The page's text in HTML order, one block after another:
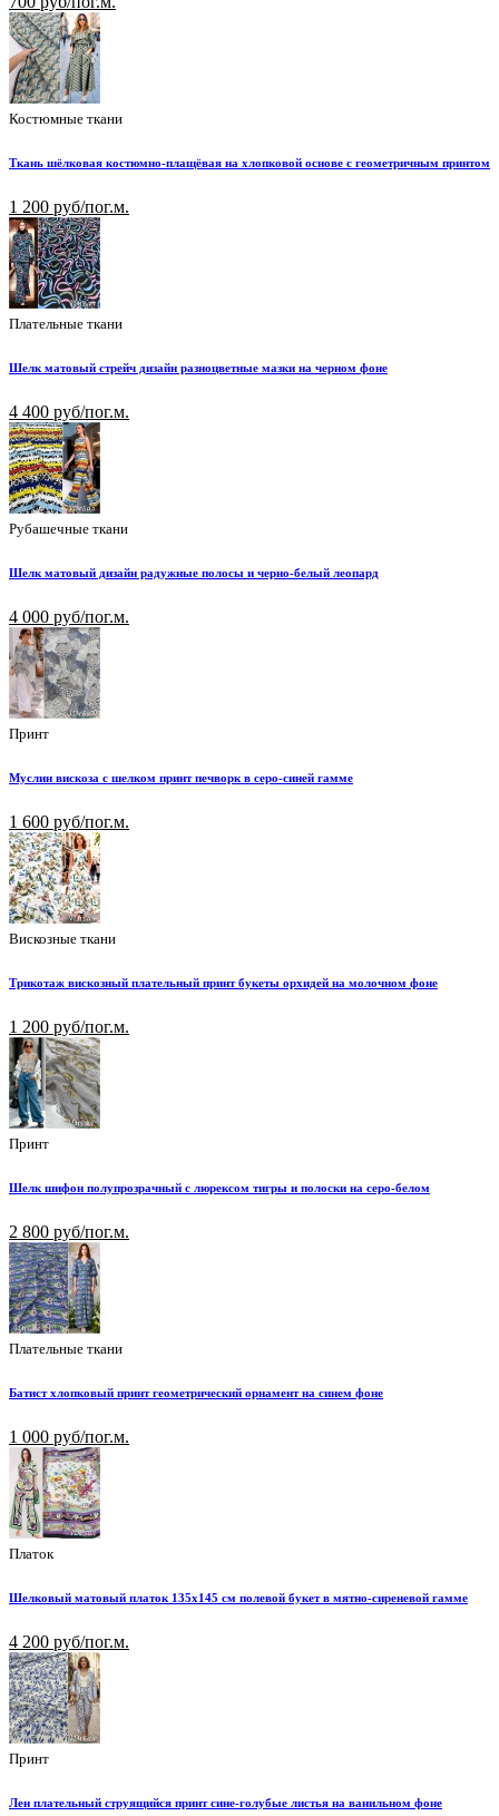
Костюмные ткани
Ткань шёлковая костюмно-плащёвая на хлопковой основе с геометричным принтом
1 200 руб/пог.м.
Плательные ткани
Шелк матовый стрейч дизайн разноцветные мазки на черном фоне
4 400 руб/пог.м.
Рубашечные ткани
Шелк матовый дизайн радужные полосы и черно-белый леопард
4 000 руб/пог.м.
Принт
Муслин вискоза с шелком принт печворк в серо-синей гамме
1 600 руб/пог.м.
Вискозные ткани
Трикотаж вискозный плательный принт букеты орхидей на молочном фоне
1 200 руб/пог.м.
Принт
Шелк шифон полупрозрачный с люрексом тигры и полоски на серо-белом
2 800 руб/пог.м.
Плательные ткани
Батист хлопковый принт геометрический орнамент на синем фоне
1 000 руб/пог.м.
Платок
Шелковый матовый платок 135х145 см полевой букет в мятно-сиреневой гамме
4 200 руб/пог.м.
Принт
Лен плательный струящийся принт сине-голубые листья на ванильном фоне